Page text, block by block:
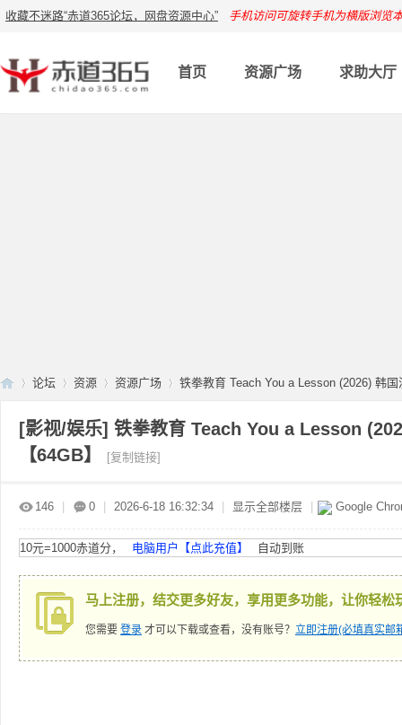
收藏不迷路“赤道365论坛，网盘资源中心” 手机访问可旋转手机为横版浏览
首页 资源广场 求助大厅
论坛
›
资源 资源广场 铁拳教育 Teach You a Lesson (2026) 韩
[影视/娱乐] 铁拳教育 Teach You a Lesson
【64GB】
[复制链接]
146 0 2026-6-18 16:32:34 显示全部楼层 Google
10元=1000赤道分， 电脑用户【点此充值】 自动到账
马上注册，结交更多好友，享用更多功能，让你轻松
您需要 登录 才可以下载或查看，没有账号？ 立即注册(必填真实邮